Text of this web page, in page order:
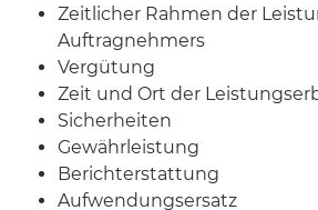
Zeitlicher Rahmen der
Auftragnehmers
Vergütung
Zeit und Ort der
Sicherheiten
Gewährleistung
Berichterstattung
Aufwendungsersatz